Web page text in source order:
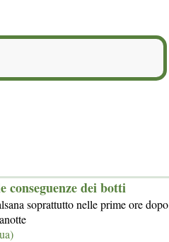
dei botti
soprattutto nelle prime ore dopo